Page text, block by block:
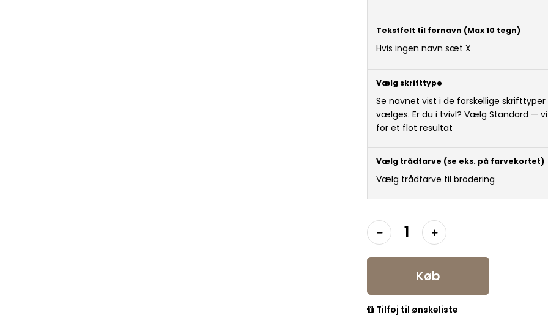
Tekstfelt til fornavn (Max 10 tegn)
Hvis ingen navn sæt X
Vælg skrifttype
Se navnet vist i de forskellige skrifttyper
vælges. Er du i tvivl? Vælg Standard —
for et flot resultat
Vælg trådfarve (se eks. på farvekortet)
Vælg trådfarve til brodering
Køb
Tilføj til ønskeliste